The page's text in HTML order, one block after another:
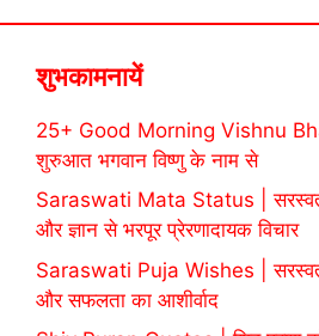
शुभकामनायें
25+ Good Morning Vishnu
शुरुआत भगवान विष्णु के नाम से
Saraswati Mata Status |
और ज्ञान से भरपूर प्रेरणादायक विचार
Saraswati Puja Wishes | सरस्वती
और सफलता का आशीर्वाद